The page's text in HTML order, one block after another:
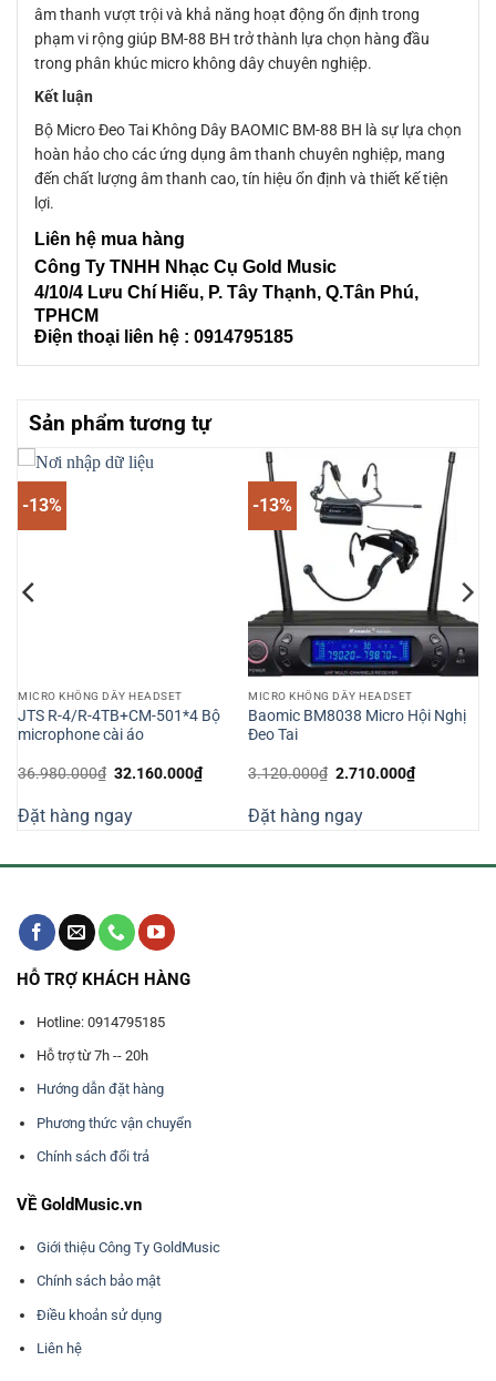
âm thanh vượt trội và khả năng hoạt động ổn định trong
phạm vi rộng giúp BM-88 BH trở thành lựa chọn hàng đầu
trong phân khúc micro không dây chuyên nghiệp.
Kết luận
Bộ Micro Đeo Tai Không Dây BAOMIC BM-88 BH là sự lựa chọn
hoàn hảo cho các ứng dụng âm thanh chuyên nghiệp, mang
đến chất lượng âm thanh cao, tín hiệu ổn định và thiết kế tiện
lợi.
Liên hệ mua hàng
Công Ty TNHH Nhạc Cụ Gold Music
4/10/4 Lưu Chí Hiếu, P. Tây Thạnh, Q.Tân Phú,
TPHCM
Điện thoại liên hệ : 0914795185
Sản phẩm tương tự
-13%
MICRO KHÔNG DÂY HEADSET
JTS R-4/R-4TB+CM-501*4 Bộ
microphone cài áo
36.980.000₫ Giá
36.980.000₫.
32.160.000₫Giá
hiện
32.160.000₫.
Đặt hàng ngay
-13%
MICRO KHÔNG DÂY HEADSET
Baomic BM8038 Micro Hội Nghị
Đeo Tai
3.120.000₫ Giá
3.120.000₫.
2.710.000₫Giá
hiện
Đặt hàng ngay
HỖ TRỢ KHÁCH HÀNG
Hotline: 0914795185
Hỗ trợ từ 7h -- 20h
Hướng dẫn đặt hàng
Phương thức vận chuyển
Chính sách đổi trả
VỀ GoldMusic.vn
Giới thiệu Công Ty GoldMusic
Chính sách bảo mật
Điều khoản sử dụng
Liên hệ